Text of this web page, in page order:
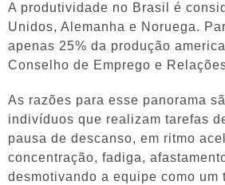
A produtividade no Brasil é
Unidos, Alemanha e Noruega.
apenas 25% da produção
Conselho de Emprego e
As razões para esse panorama
indivíduos que realizam tarefas
pausa de descanso, em ritmo
concentração, fadiga,
desmotivando a equipe como um